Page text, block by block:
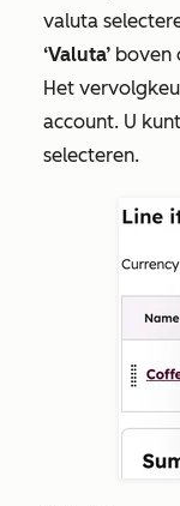
valuta
‘Valuta’ boven
Het
account. U
selecteren.